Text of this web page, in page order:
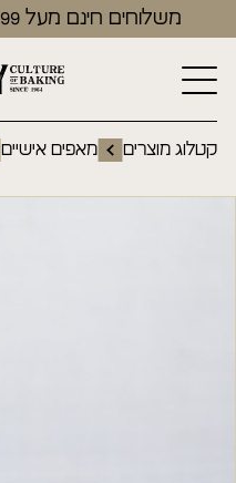
משלוחים חינם מעל 299 שח (למעט מגשי אירוח)
קטלוג מוצרים מאפים אישיים